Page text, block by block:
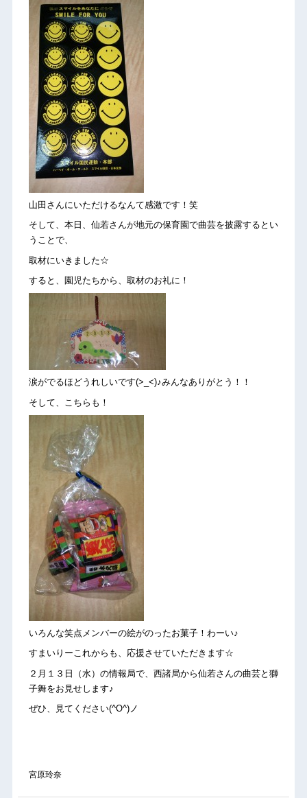
山田さんにいただけるなんて感激です！笑
そして、本日、仙若さんが地元の保育園で曲芸を披露するとい
うことで、
取材にいきました☆
すると、園児たちから、取材のお礼に！
涙がでるほどうれしいです(>_<)♪みんなありがとう！！
そして、こちらも！
いろんな笑点メンバーの絵がのったお菓子！わーい♪
すまいりーこれからも、応援させていただきます☆
２月１３日（水）の情報局で、西諸局から仙若さんの曲芸と獅
子舞をお見せします♪
ぜひ、見てください(^O^)ノ
宮原玲奈